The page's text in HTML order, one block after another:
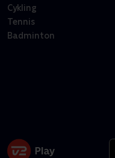
Cykling
Tennis
Badminton